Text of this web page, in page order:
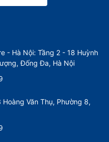
- Hà Nội: Tầng 2 - 18 Huỳnh
Đống Đa, Hà Nội
Văn Thụ, Phường 8,